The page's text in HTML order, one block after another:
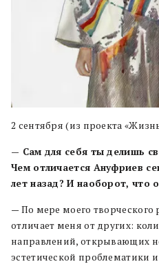
2 сентября (из проекта
— Сам для себя ты делишь
Чем отличается Ануфриев
лет назад? И наоборот, что
— По мере моего творческого
отличает меня от других:
направлений, открывающих
эстетической проблематики